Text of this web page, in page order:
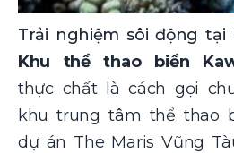
Trải nghiệm sôi động
Khu thể thao biển
thực chất là cách gọi
khu trung tâm thể thao
dự án The Maris Vũng